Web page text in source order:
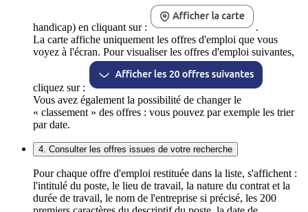
handicap) en cliquant sur :
.
La carte affiche uniquement les offres d'emploi que vous
voyez à l'écran. Pour visualiser les offres d'emploi suivantes,
cliquez sur :
Vous avez également la possibilité de changer le
« classement » des offres : vous pouvez par exemple les trier
par date.
4. Consulter les offres issues de votre recherche
Pour chaque offre d'emploi restituée dans la liste, s'affichent :
l'intitulé du poste, le lieu de travail, la nature du contrat et la
durée de travail, le nom de l'entreprise si précisé, les 200